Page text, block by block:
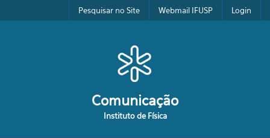
Pular para o conteúdo principalPesquisar no Site Webmail IFUSP Login
Comunicação
Instituto de Física